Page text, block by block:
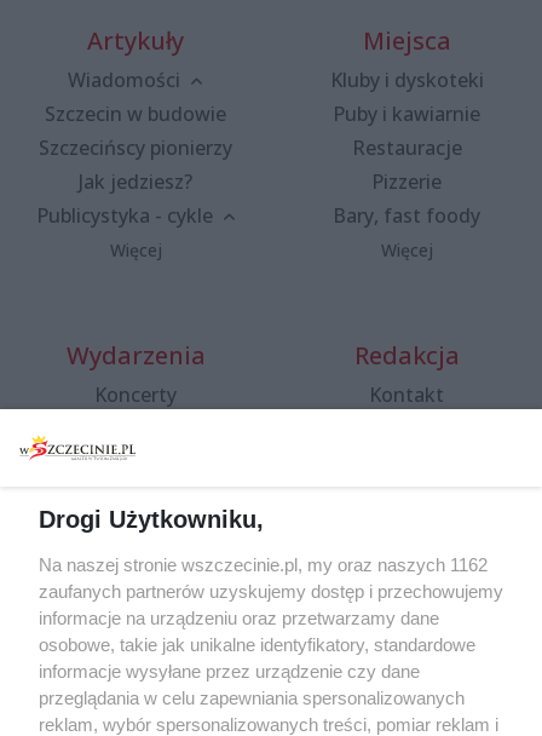
Artykuły
Wiadomości
Szczecin w budowie
Szczecińscy pionierzy
Jak jedziesz?
Publicystyka - cykle
Więcej
Miejsca
Kluby i dyskoteki
Puby i kawiarnie
Restauracje
Pizzerie
Bary, fast foody
Więcej
Wydarzenia
Koncerty
Spacery i oprowadzania
targi
Wernisaże
Więcej
Redakcja
Kontakt
Specjalny koncert z okazji
20. urodzin portalu
wSzczecinie.pl
Regulamin konkursów
śniadaniówka "Hej
Szczecin! Jest piątek!"
Drogi Użytkowniku,
Na naszej stronie wszczecinie.pl, my oraz naszych 1162
zaufanych partnerów uzyskujemy dostęp i przechowujemy
informacje na urządzeniu oraz przetwarzamy dane
osobowe, takie jak unikalne identyfikatory, standardowe
informacje wysyłane przez urządzenie czy dane
przeglądania w celu zapewniania spersonalizowanych
reklam, wybór spersonalizowanych treści, pomiar reklam i